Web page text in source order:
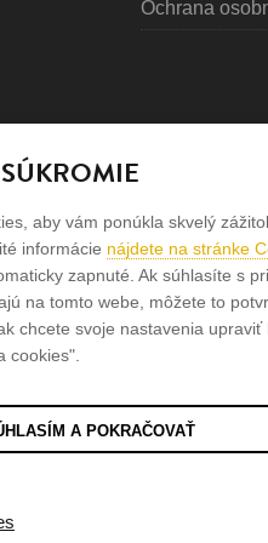
Ochrana
sa na predaj hodiniek a
stránky.
s.r.o.
aby vám ponúkla skvelý
informácie nájdete na stránke
zapnuté. Ak súhlasíte s
na tomto webe, môžete to
chcete svoje nastavenia upraviť
cookies".
A POKRAČOVAŤ